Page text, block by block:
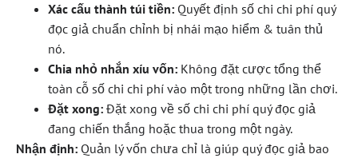
Xác cấu thành túi tiền: Quyết định số chi chi phí quý
đọc giả chuẩn chỉnh bị nhái mạo hiểm & tuân thủ
nó.
Chia nhỏ nhắn xíu vốn: Không đặt cược tổng thể
toàn cỗ số chi chi phí vào một trong những lần chơi.
Đặt xong: Đặt xong về số chi chi phí quý đọc giả
đang chiến thắng hoặc thua trong một ngày.
Nhận định: Quản lý vốn chưa chỉ là giúp quý đọc giả bao